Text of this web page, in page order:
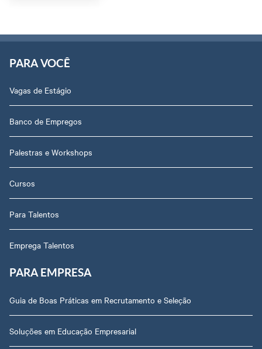
PARA VOCÊ
Vagas de Estágio
Banco de Empregos
Palestras e Workshops
Cursos
Para Talentos
Emprega Talentos
PARA EMPRESA
Guia de Boas Práticas em Recrutamento e Seleção
Soluções em Educação Empresarial